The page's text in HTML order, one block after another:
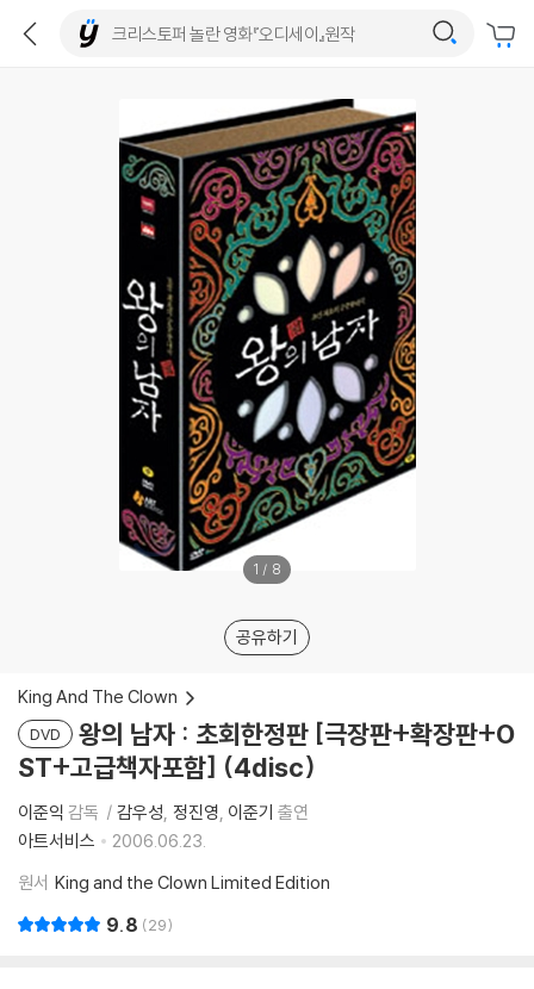
1 / 8
공유하기
King And The Clown
DVD
왕의 남자 : 초회한정판 [극장판+확장판+O
ST+고급책자포함] (4disc)
이준익 감독 감우성 정진영 이준기 출연
아트서비스
2006.06.23.
원서 King and the Clown Limited Edition
9.8 29